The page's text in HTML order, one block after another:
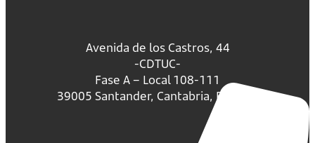
Avenida de los Castros, 44
-CDTUC-
Fase A – Local 108-111
39005 Santander, Cantabria, España.